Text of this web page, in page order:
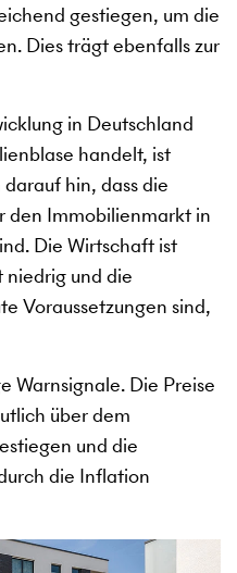
gestiegen, um die
Dies trägt ebenfalls zur
in Deutschland
handelt, ist
hin, dass die
den Immobilienmarkt in
Die Wirtschaft ist
niedrig und die
Voraussetzungen sind,
Warnsignale. Die Preise
über dem
und die
die Inflation